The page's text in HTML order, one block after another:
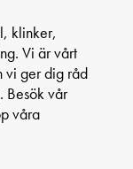
klinker,
Vi är vårt
vi ger dig råd
Besök vår
våra